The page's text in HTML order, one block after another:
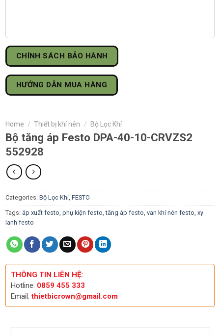
CHÍNH SÁCH BẢO HÀNH
HƯỚNG DẪN MUA HÀNG
Home / Thiết bị khí nén / Bộ Lọc Khí
Bộ tăng áp Festo DPA-40-10-CRVZS2
552928
Categories: Bộ Lọc Khí, FESTO
Tags: áp xuất festo, phụ kiện festo,tăng áp festo, van khí nén festo, xy
lanh festo
THÔNG TIN LIÊN HỆ:
Hotline: 0859 455 333
Email:thietbicrown@gmail.com